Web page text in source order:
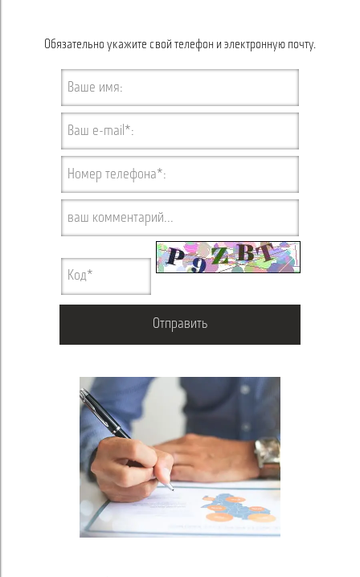
Обязательно укажите свой телефон и электронную почту.